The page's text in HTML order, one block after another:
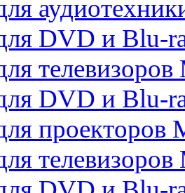
DVD и Blu-
DVD и Blu-
проекторов